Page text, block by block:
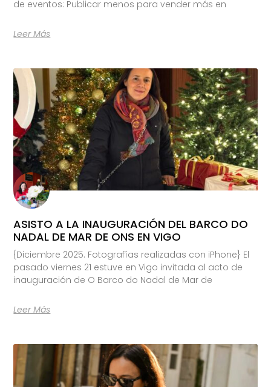
de eventos: Publicar menos para vender más en
Leer Más
ASISTO A LA INAUGURACIÓN DEL BARCO DO
NADAL DE MAR DE ONS EN VIGO
{Diciembre 2025. Fotografías realizadas con iPhone} El
pasado viernes 21 estuve en Vigo invitada al acto de
inauguración de O Barco do Nadal de Mar de
Leer Más